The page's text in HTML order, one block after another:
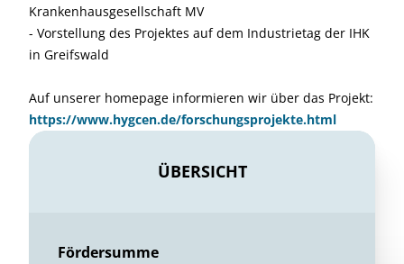
Krankenhausgesellschaft MV
- Vorstellung des Projektes auf dem Industrietag der IHK
in Greifswald
Auf unserer homepage informieren wir über das Projekt:
https://www.hygcen.de/forschungsprojekte.html
ÜBERSICHT
Fördersumme